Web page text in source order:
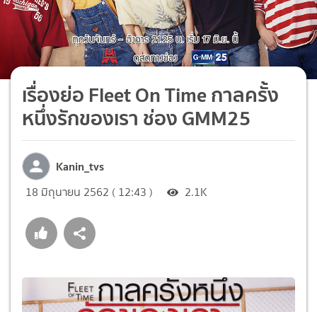
เรื่องย่อ Fleet On Time กาลครั้ง
หนึ่งรักของเรา ช่อง GMM25
Kanin_tvs
18 มิถุนายน 2562 ( 12:43 ) 2.1K